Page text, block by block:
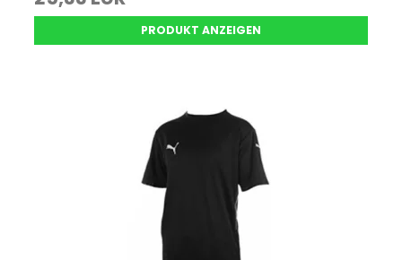
PRODUKT ANZEIGEN